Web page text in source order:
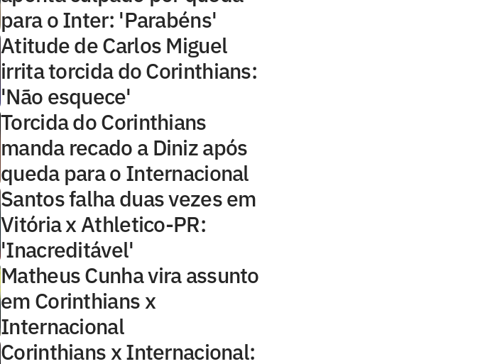
para o Inter: 'Parabéns'
Atitude de Carlos Miguel
irrita torcida do Corinthians:
'Não esquece'
Torcida do Corinthians
manda recado a Diniz após
queda para o Internacional
Santos falha duas vezes em
Vitória x Athletico-PR:
'Inacreditável'
Matheus Cunha vira assunto
em Corinthians x
Internacional
Corinthians x Internacional: